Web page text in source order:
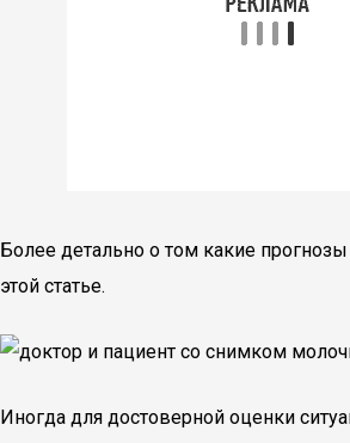
Более детально о том какие
этой статье.
Иногда для достоверной оценки